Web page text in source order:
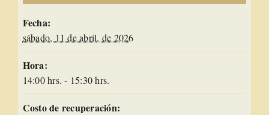
Fecha:
sábado, 11 de abril, de 2026
Hora:
14:00 hrs. - 15:30 hrs.
Costo de recuperación: